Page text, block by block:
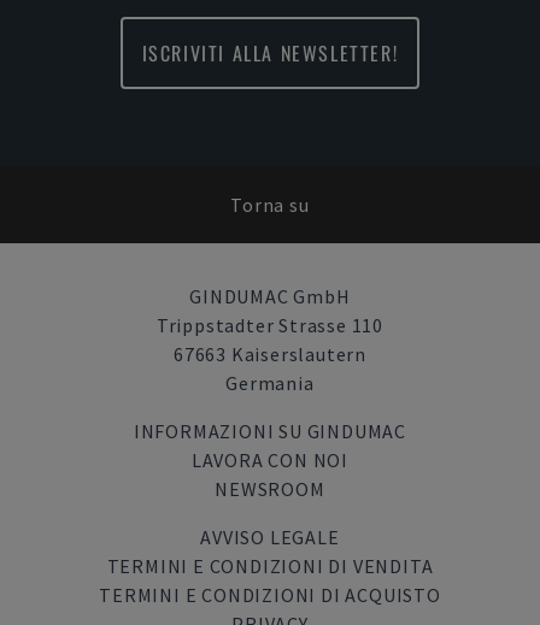
ISCRIVITI ALLA NEWSLETTER!
Torna su
GINDUMAC GmbH
Trippstadter Strasse 110
67663 Kaiserslautern
Germania
INFORMAZIONI SU GINDUMAC
LAVORA CON NOI
NEWSROOM
AVVISO LEGALE
TERMINI E CONDIZIONI DI VENDITA
TERMINI E CONDIZIONI DI ACQUISTO